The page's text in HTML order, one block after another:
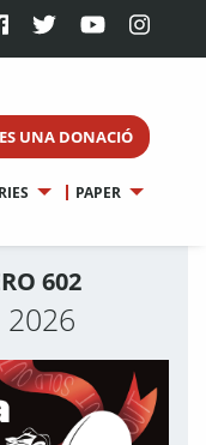
UNA DONACIÓ
PAPER
602
2026